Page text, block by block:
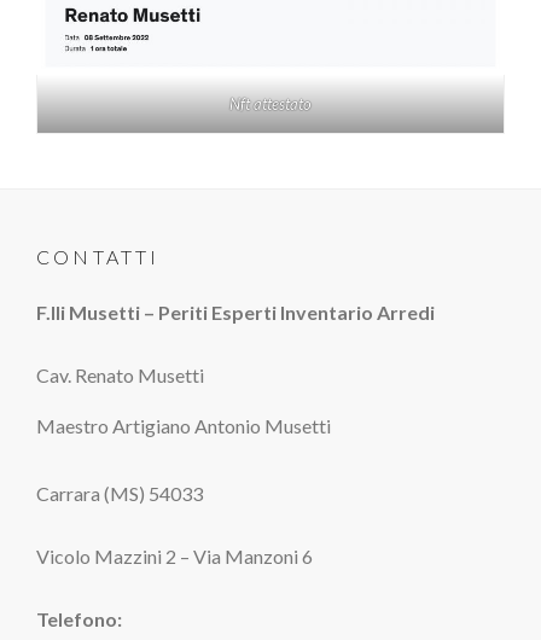
Nft attestato
CONTATTI
F.lli Musetti – Periti Esperti Inventario Arredi
Cav. Renato Musetti
Maestro Artigiano Antonio Musetti
Carrara (MS) 54033
Vicolo Mazzini 2 – Via Manzoni 6
Telefono: